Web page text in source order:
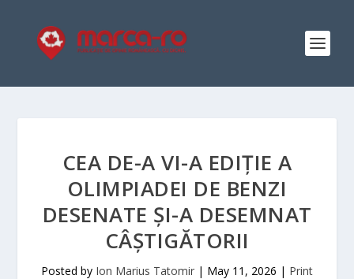
CEA DE-A VI-A EDIȚIE A
OLIMPIADEI DE BENZI
DESENATE ȘI-A DESEMNAT
CÂȘTIGĂTORII
Posted by Ion Marius Tatomir | May 11, 2026 | Print